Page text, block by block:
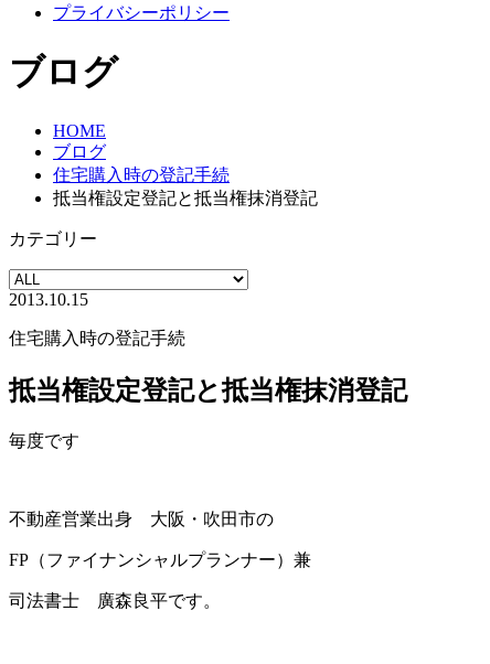
プライバシーポリシー
ブログ
HOME
ブログ
住宅購入時の登記手続
抵当権設定登記と抵当権抹消登記
カテゴリー
2013.10.15
住宅購入時の登記手続
抵当権設定登記と抵当権抹消登記
毎度です
不動産営業出身 大阪・吹田市の
FP（ファイナンシャルプランナー）兼
司法書士 廣森良平です。